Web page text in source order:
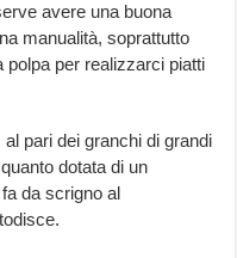
avere una buona
manualità, soprattutto
polpa per realizzarci piatti
pari dei granchi di grandi
dotata di un
da scrigno al